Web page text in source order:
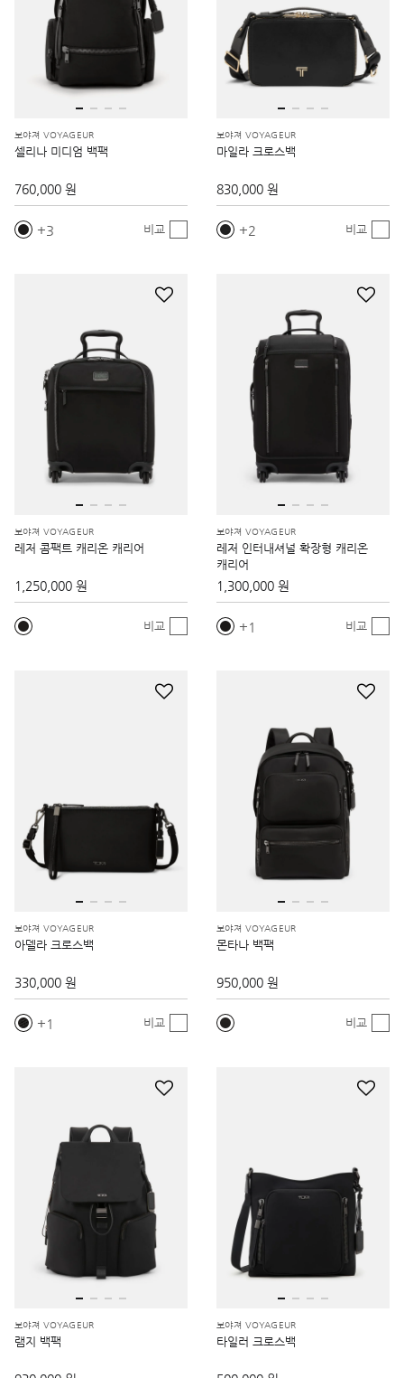
보야져 VOYAGEUR
셀리나 미디엄 백팩
760,000 원
3 비교
보야져 VOYAGEUR
마일라 크로스백
830,000 원
2 비교
보야져 VOYAGEUR
레저 콤팩트 캐리온 캐리어
1,250,000 원
비교
보야져 VOYAGEUR
레저 인터내셔널 확장형 캐리온
캐리어
1,300,000 원
1 비교
보야져 VOYAGEUR
아델라 크로스백
330,000 원
1 비교
보야져 VOYAGEUR
몬타나 백팩
950,000 원
비교
보야져 VOYAGEUR
램지 백팩
보야져 VOYAGEUR
타일러 크로스백